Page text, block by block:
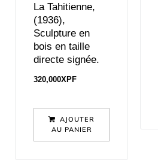
La Tahitienne,
(1936),
Sculpture en
bois en taille
directe signée.
320,000XPF
AJOUTER
AU PANIER